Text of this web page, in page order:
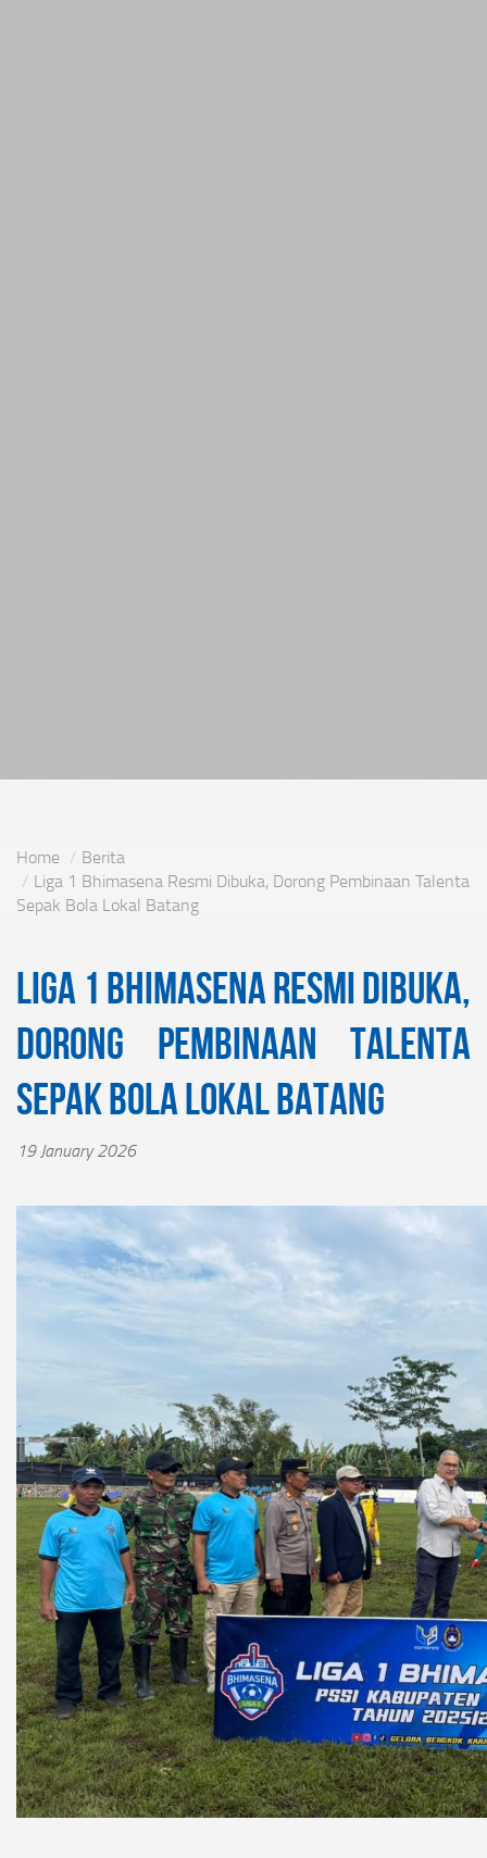
Home
Berita
Liga 1 Bhimasena Resmi Dibuka, Dorong Pembinaan Talenta
Sepak Bola Lokal Batang
Liga 1 Bhimasena Resmi Dibuka,
Dorong Pembinaan Talenta
Sepak Bola Lokal Batang
19 January 2026